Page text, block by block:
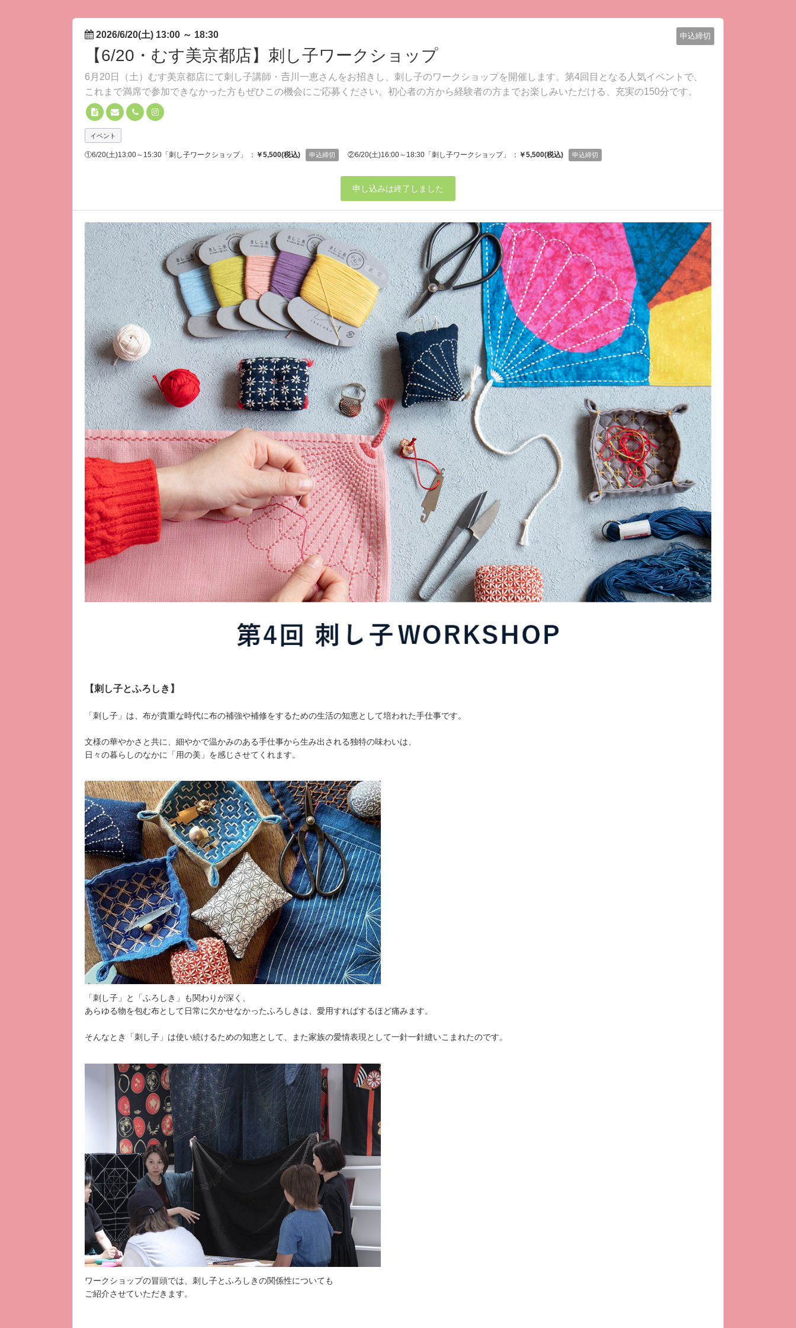
2026/6/20(土) 13:00 ～ 18:30 申込締切
【6/20・むす美京都店】刺し子ワークショップ
6月20日（土）むす美京都店にて刺し子講師・𠮷川一恵さんをお招きし、刺し子のワークショップを開催します。第4回目となる人気イベントで、
これまで満席で参加できなかった方もぜひこの機会にご応募ください。初心者の方から経験者の方までお楽しみいただける、充実の150分です。
イベント
①6/20(土)13:00～15:30「刺し子ワークショップ」 ： ￥5,500(税込) 申込締切 ②6/20(土)16:00～18:30「刺し子ワークショップ」 ： ￥5,500(税込) 申込締切
申し込みは終了しました
【刺し子とふろしき】
「刺し子」は、布が貴重な時代に布の補強や補修をするための生活の知恵として培われた手仕事です。
文様の華やかさと共に、細やかで温かみのある手仕事から生み出される独特の味わいは、
日々の暮らしのなかに「用の美」を感じさせてくれます。
「刺し子」と「ふろしき」も関わりが深く、
あらゆる物を包む布として日常に欠かせなかったふろしきは、愛用すればするほど痛みます。
そんなとき「刺し子」は使い続けるための知恵として、また家族の愛情表現として一針一針縫いこまれたのです。
ワークショップの冒頭では、刺し子とふろしきの関係性についても
ご紹介させていただきます。